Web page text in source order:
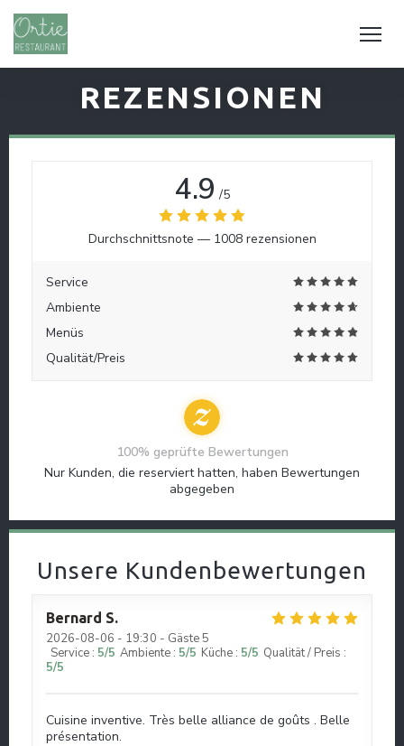
REZENSIONEN
Unsere Kundenbewertungen
Bernard S
2026-08-06 - 19:30 - Gäste 5
Service : 5/5 Ambiente : 5/5 Küche : 5/5 Qualität / Preis :
5/5
Cuisine inventive. Très belle alliance de goûts . Belle
présentation.
4.9 /5
Durchschnittsnote — 1008 rezensionen
Service
Ambiente
Menüs
Qualität/Preis
100% geprüfte Bewertungen
Nur Kunden, die reserviert hatten, haben Bewertungen
abgegeben